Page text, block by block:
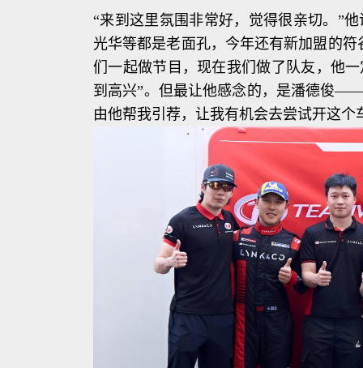
“来到这里氛围非常好，觉得很亲切。”
光华等都是老面孔，今年还有新加盟的
们一起做节目，现在我们做了队友，他
到高兴”。但最让他感念的，是潘德俊
由他帮我引荐，让我有机会去尝试开这个